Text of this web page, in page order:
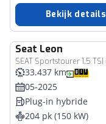
Bekijk details
Seat Leon
33.437 km
05-2025
Plug-in hybride
204 pk (150 kW)